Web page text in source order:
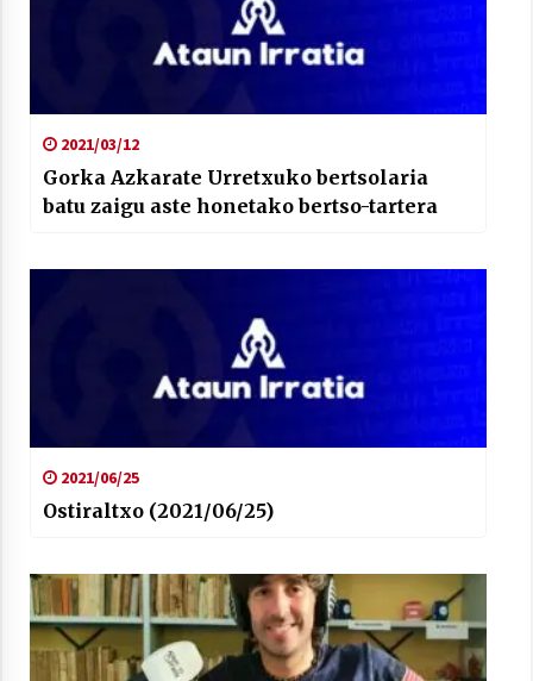
2021/03/12
Gorka Azkarate Urretxuko bertsolaria
batu zaigu aste honetako bertso-tartera
2021/06/25
Ostiraltxo (2021/06/25)